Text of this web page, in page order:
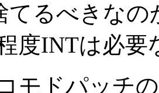
てるべきな
度INTは必要
モドパッチ